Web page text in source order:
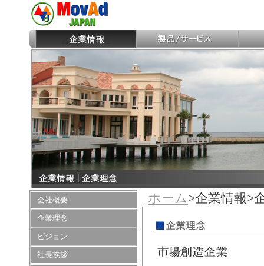
会社概要
企業理念
ビジョン
社長挨拶
ホーム>企業情報>